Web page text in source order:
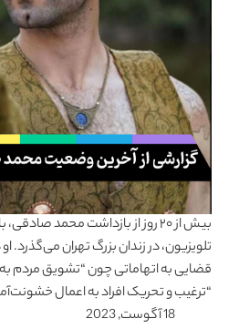
بیش از ۲۰ روز از بازداشت محمد
تلویزیون، در زندان بزرگ تهران می‌گذرد.
قضایی به اتهاماتی چون “تشویق مردم
“ترغیب و تحریک افراد به اعمال
18 آگوست, 2023